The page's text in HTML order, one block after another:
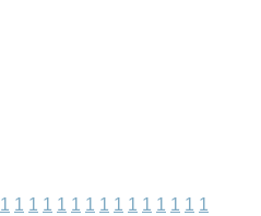
1 1 1 1 1 1 1 1 1 1 1 1 1 1 1